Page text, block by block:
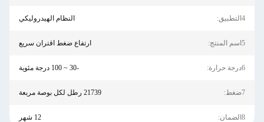
4التطبيق: النظام الهيدروليكي
5اسم المنتج: ارتفاع ضغط اقتران سريع
6درجة حرارة: -30 ~ 100 درجة مئوية
7ضغط: 21739 رطل لكل بوصة مربعة
8الضمان: 12 شهر